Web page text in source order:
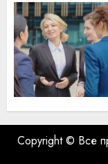
Copyright © Все